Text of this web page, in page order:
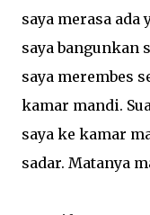
saya merasa
saya bangunkan
saya merembes
kamar mandi.
saya ke kamar
sadar. Matanya